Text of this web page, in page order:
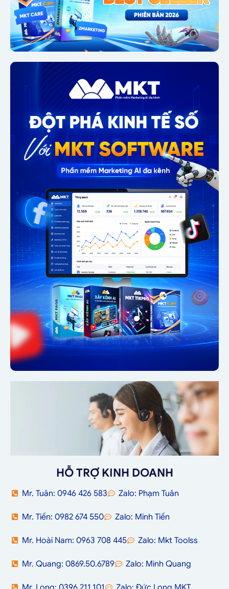
HỖ TRỢ KINH DOANH
Mr. Tuân: 0946 426 583 Zalo: Phạm Tuân
Mr. Tiến: 0982 674 550 Zalo: Minh Tiến
Mr. Hoài Nam: 0963 708 445 Zalo: Mkt Toolss
Mr. Quang: 0869.50.6789 Zalo: Minh Quang